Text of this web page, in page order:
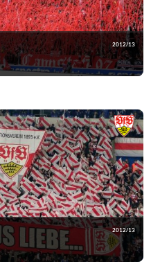
2012/13
2012/13